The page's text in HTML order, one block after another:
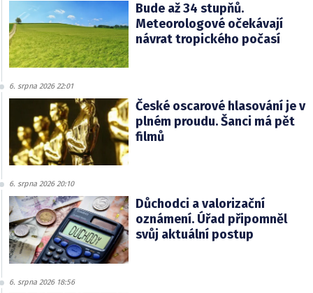
Bude až 34 stupňů.
Meteorologové očekávají
návrat tropického počasí
6. srpna 2026 22:01
České oscarové hlasování je v
plném proudu. Šanci má pět
filmů
6. srpna 2026 20:10
Důchodci a valorizační
oznámení. Úřad připomněl
svůj aktuální postup
6. srpna 2026 18:56